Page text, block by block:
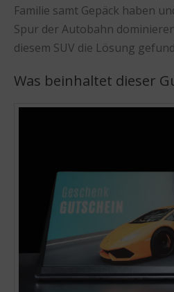
Familie samt Gepäck haben
Spur der Autobahn
diesem SUV die Lösung
Was beinhaltet dieser